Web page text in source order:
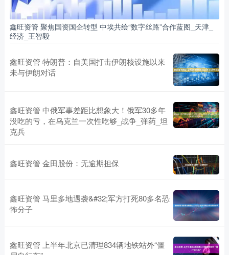
鑫旺资管 聚焦国资国企转型 中埃共绘“数字丝路”合作蓝图_天津_
经济_王智毅
鑫旺资管 特朗普：自美国打击伊朗核设施以来
未与伊朗对话
鑫旺资管 中俄军事差距比想象大！俄军30多年
没吃的亏，在乌克兰一次性吃够_战争_弹药_坦
克兵
鑫旺资管 金田股份：无逾期担保
鑫旺资管 马里多地遇袭&#32;军方打死80多名恐
怖分子
鑫旺资管 上半年北京已清理834辆地铁站外“僵